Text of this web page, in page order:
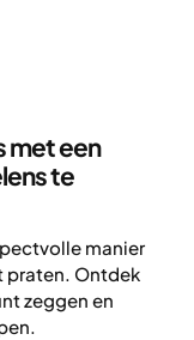
met een
te
manier
praten. Ontdek
zeggen en